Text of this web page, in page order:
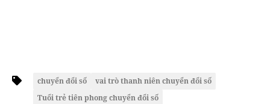
chuyển đổi số
vai trò thanh niên chuyển đổi số
Tuổi trẻ tiên phong chuyển đổi số